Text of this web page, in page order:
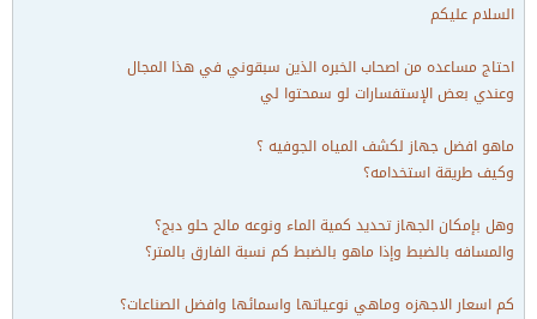
السلام عليكم
احتاج مساعده من اصحاب الخبره الذين سبقوني في هذا المجال
وعندي بعض الإستفسارات لو سمحتوا لي
ماهو افضل جهاز لكشف المياه الجوفيه ؟
وكيف طريقة استخدامه؟
وهل بإمكان الجهاز تحديد كمية الماء ونوعه مالح حلو دبج؟
والمسافه بالضبط وإذا ماهو بالضبط كم نسبة الفارق بالمتر؟
كم اسعار الاجهزه وماهي نوعياتها واسمائها وافضل الصناعات؟